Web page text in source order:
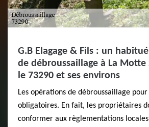
G.B Elagage & Fils : un
de débroussaillage à La Motte
le 73290 et ses environs
Les opérations de débroussaillage
obligatoires. En fait, les propriétaires
conformer aux règlementations